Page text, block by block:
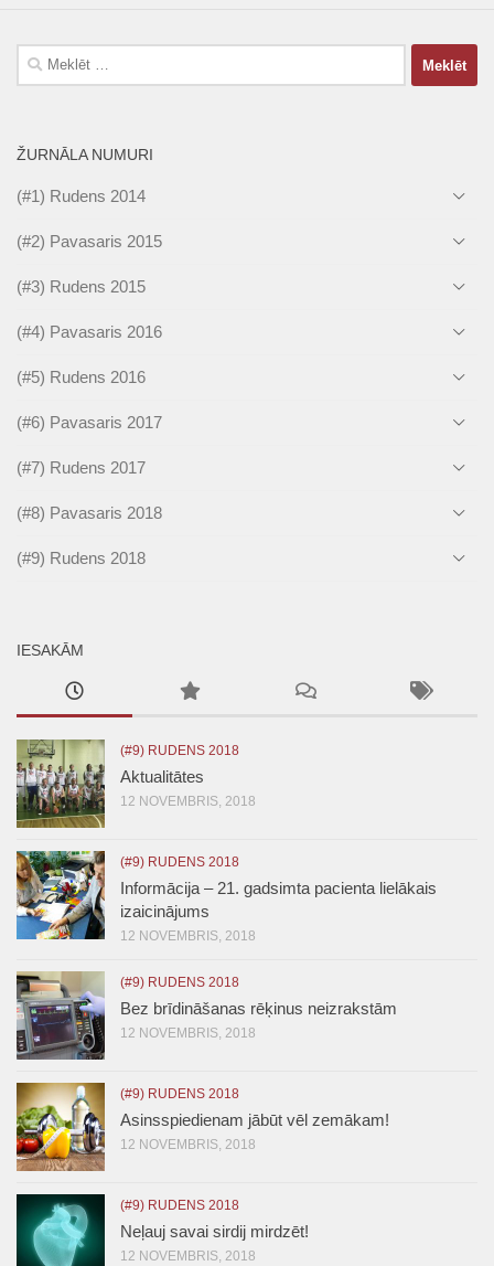
Meklēt:
ŽURNĀLA NUMURI
(#1) Rudens 2014
(#2) Pavasaris 2015
(#3) Rudens 2015
(#4) Pavasaris 2016
(#5) Rudens 2016
(#6) Pavasaris 2017
(#7) Rudens 2017
(#8) Pavasaris 2018
(#9) Rudens 2018
IESAKĀM
(#9) RUDENS 2018
Aktualitātes
12 NOVEMBRIS, 2018
(#9) RUDENS 2018
Informācija – 21. gadsimta pacienta lielākais
izaicinājums
12 NOVEMBRIS, 2018
(#9) RUDENS 2018
Bez brīdināšanas rēķinus neizrakstām
12 NOVEMBRIS, 2018
(#9) RUDENS 2018
Asinsspiedienam jābūt vēl zemākam!
12 NOVEMBRIS, 2018
(#9) RUDENS 2018
Neļauj savai sirdij mirdzēt!
12 NOVEMBRIS, 2018